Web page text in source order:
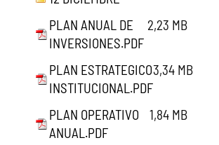
PLAN ANUAL DE
INVERSIONES.PDF
2,23 MB
PLAN ESTRATEGICO
INSTITUCIONAL.PDF
3,34 MB
PLAN OPERATIVO
ANUAL.PDF
1,84 MB